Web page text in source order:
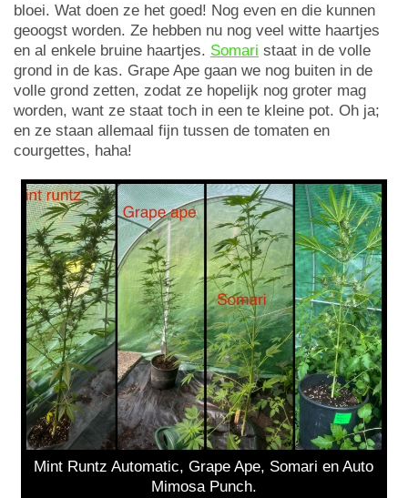
bloei. Wat doen ze het goed! Nog even en die kunnen
geoogst worden. Ze hebben nu nog veel witte haartjes
en al enkele bruine haartjes. Somari staat in de volle
grond in de kas. Grape Ape gaan we nog buiten in de
volle grond zetten, zodat ze hopelijk nog groter mag
worden, want ze staat toch in een te kleine pot. Oh ja;
en ze staan allemaal fijn tussen de tomaten en
courgettes, haha!
Mint Runtz Automatic, Grape Ape, Somari en Auto
Mimosa Punch.